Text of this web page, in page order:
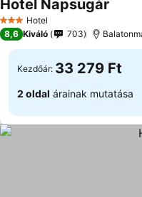
3 Kategória
Hotel
Hotel Napsugár
8,6 Kiváló 703
Kezdőár: 33 279 Ft
2 oldal árainak mutatása